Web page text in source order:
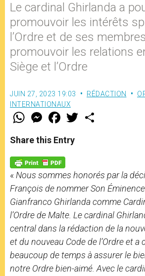
Le cardinal Ghirlanda a
promouvoir les intérêts
l’Ordre et de ses
promouvoir les relations
Siège et l’Ordre
JUIN 27, 2023 19:03 RÉDACTION
INTERNATIONAUX
W
t
s
p
p
M
e
s
e
g
e
r
F
a
e
b
o
k
w
Share this Entry
« Nous sommes honorés par la
François de nommer Son
Gianfranco Ghirlanda comme
l’Ordre de Malte. Le cardinal
central dans la rédaction de la
et du nouveau Code de l’Ordre et a
beaucoup de temps à assurer le
notre Ordre bien-aimé. Avec le